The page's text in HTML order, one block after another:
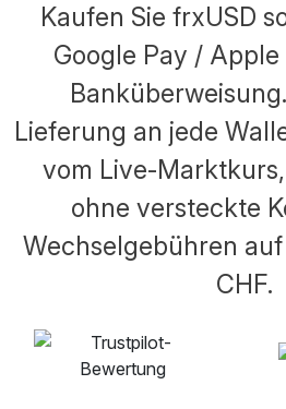
Kaufen Sie frxUSD
Google Pay /
Lieferung an jede
vom Live-
ohne versteckte
Wechselgebühren
CHF.